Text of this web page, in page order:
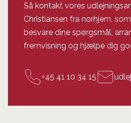
Så kontakt vores
Christiansen fra norhjem,
besvare dine spørgsmål,
fremvisning og hjælpe dig
+45 41 10 34 15